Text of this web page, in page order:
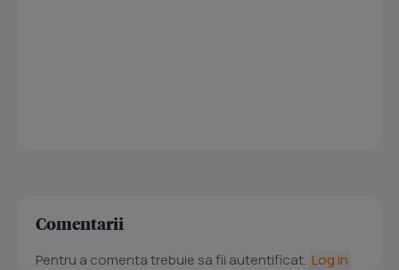
Comentarii
Pentru a comenta trebuie sa fii autentificat. Log in